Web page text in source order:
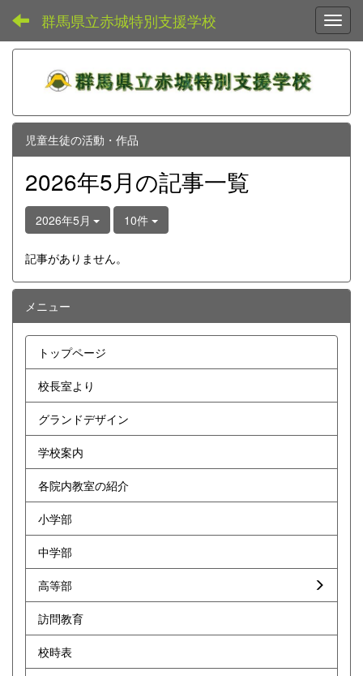
群馬県立赤城特別支援学校
児童生徒の活動・作品
2026年5月の記事一覧
2026年5月 10件
記事がありません。
メニュー
トップページ
校長室より
グランドデザイン
学校案内
各院内教室の紹介
小学部
中学部
高等部
訪問教育
校時表